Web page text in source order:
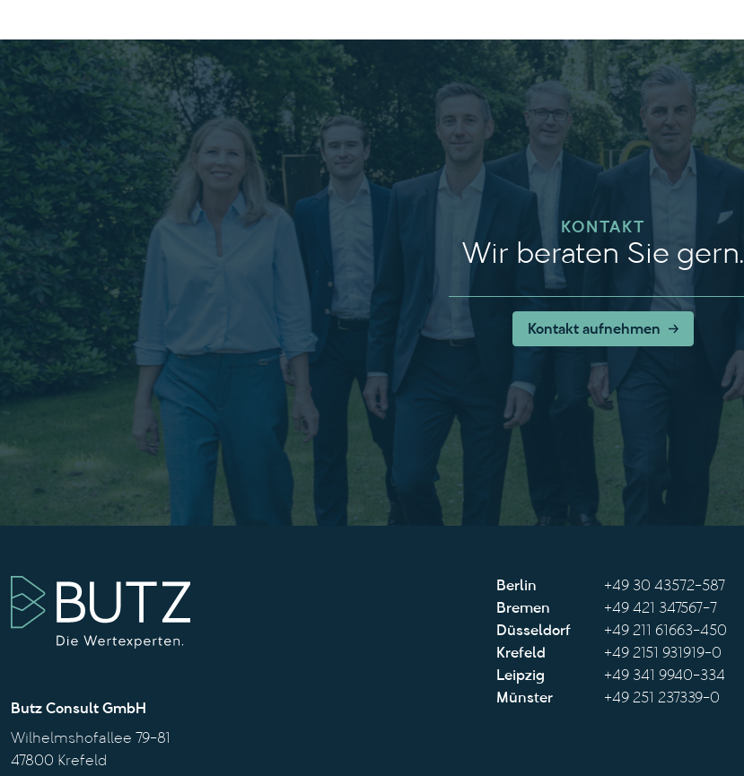
KONTAKT
Wir beraten Sie gern.
Kontakt aufnehmen
Butz Consult GmbH
Wilhelmshofallee 79-81
47800 Krefeld
Berlin
+49 30 43572-587
Bremen
+49 421 347567-7
Düsseldorf
+49 211 61663-450
Krefeld
+49 2151 931919-0
Leipzig
+49 341 9940-334
Münster
+49 251 237339-0